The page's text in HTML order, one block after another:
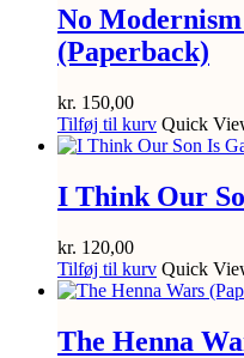
No
(Paperback)
kr. 150,00
Tilføj til kurv Quick
I Think Our
kr. 120,00
Tilføj til kurv Quick
The Henna